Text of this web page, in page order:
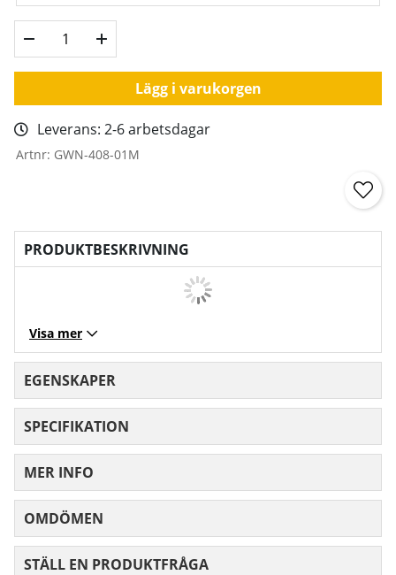
Lägg i varukorgen
Leverans: 2-6 arbetsdagar
Artnr: GWN-408-01M
PRODUKTBESKRIVNING
Visa mer
EGENSKAPER
SPECIFIKATION
MER INFO
OMDÖMEN
STÄLL EN PRODUKTFRÅGA